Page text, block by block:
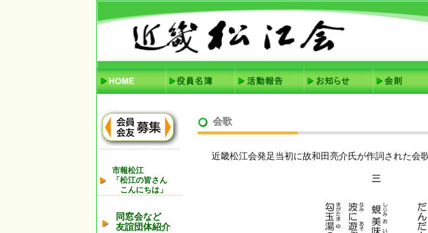
市報松江
「松江の皆さん
こんにちは」
同窓会など
友誼団体紹介
会歌
近畿松江会発足当初に故和田亮介氏が作詞された会